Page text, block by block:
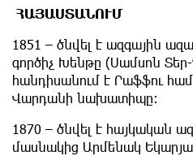
ՀԱՅԱՍՏԱՆՈՒՄ
1851 – ծնվել է ազգային
գործիչ Խենթը (Սամսոն
հանդիսանում է Րաֆֆու
Վարդանի նախատիպը:
1870 – ծնվել է հայկական
մասնակից Արմենակ